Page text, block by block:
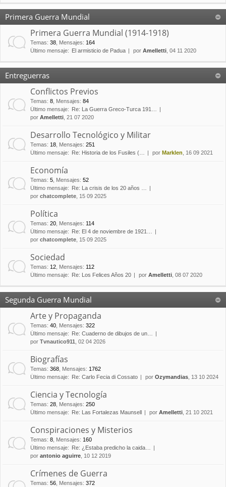
Primera Guerra Mundial
Primera Guerra Mundial (1914-1918)
Temas: 38 Mensajes: 164
Último mensaje:
El armisticio de Padua por Amelletti , 04 11 2020
Entreguerras
Conflictos Previos
Temas: 8 Mensajes: 84
Último mensaje:
Re: La Guerra Greco-Turca 191…
por Amelletti , 21 07 2020
Desarrollo Tecnológico y Militar
Temas: 18 Mensajes: 251
Último mensaje:
Re: Historia de los Fusiles (… por Marklen , 16 09 2021
Economía
Temas: 5 Mensajes: 52
Último mensaje:
Re: La crisis de los 20 años …
por chatcomplete , 15 09 2025
Política
Temas: 20 Mensajes: 114
Último mensaje:
Re: El 4 de noviembre de 1921…
por chatcomplete , 15 09 2025
Sociedad
Temas: 12 Mensajes: 112
Último mensaje:
Re: Los Felices Años 20 por Amelletti , 08 07 2020
Segunda Guerra Mundial
Arte y Propaganda
Temas: 40 Mensajes: 322
Último mensaje:
Re: Cuaderno de dibujos de un…
por Tvnautico911 , 02 04 2026
Biografías
Temas: 368 Mensajes: 1762
Último mensaje:
Re: Carlo Fecia di Cossato por Ozymandias , 13 10 2024
Ciencia y Tecnología
Temas: 28 Mensajes: 250
Último mensaje:
Re: Las Fortalezas Maunsell por Amelletti , 21 10 2021
Conspiraciones y Misterios
Temas: 8 Mensajes: 160
Último mensaje:
Re: ¿Estaba predicho la caida…
por antonio aguirre , 10 12 2019
Crímenes de Guerra
Temas: 56 Mensajes: 372